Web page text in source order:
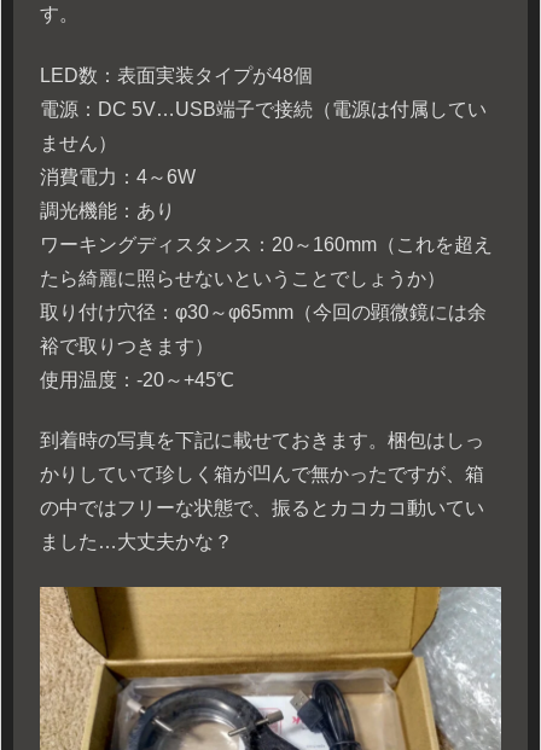
す。
LED数：表面実装タイプが48個
電源：DC 5V…USB端子で接続（電源は付属してい
ません）
消費電力：4～6W
調光機能：あり
ワーキングディスタンス：20～160mm（これを超え
たら綺麗に照らせないということでしょうか）
取り付け穴径：φ30～φ65mm（今回の顕微鏡には余
裕で取りつきます）
使用温度：-20～+45℃
到着時の写真を下記に載せておきます。梱包はしっ
かりしていて珍しく箱が凹んで無かったですが、箱
の中ではフリーな状態で、振るとカコカコ動いてい
ました…大丈夫かな？